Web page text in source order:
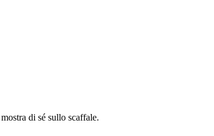
di sé sullo scaffale.